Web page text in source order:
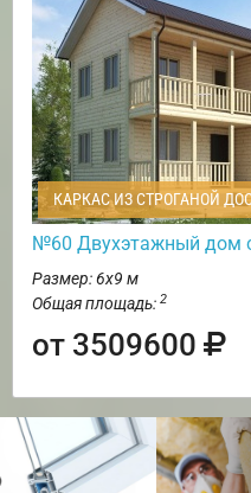
КАРКАС ИЗ СТРОГАНОЙ
№60 Двухэтажный дом
Размер: 6х9 м
Общая площадь: 2
от 3509600